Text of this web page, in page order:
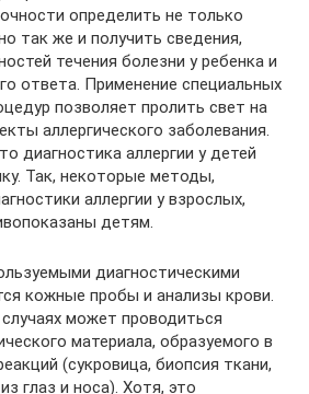
определить не только
так же и получить сведения,
течения болезни у ребенка и
ответа. Применение специальных
позволяет пролить свет на
аллергического заболевания.
диагностика аллергии у детей
Так, некоторые методы,
аллергии у взрослых,
детям.
диагностическими
кожные пробы и анализы крови.
может проводиться
материала, образуемого в
(сукровица, биопсия ткани,
глаз и носа). Хотя, это